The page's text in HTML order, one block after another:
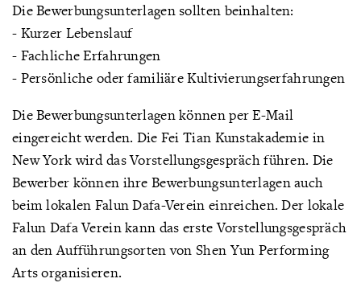
Die Bewerbungsunterlagen sollten beinhalten:
- Kurzer Lebenslauf
- Fachliche Erfahrungen
- Persönliche oder familiäre Kultivierungserfahrungen
Die Bewerbungsunterlagen können per E-Mail
eingereicht werden. Die Fei Tian Kunstakademie in
New York wird das Vorstellungsgespräch führen. Die
Bewerber können ihre Bewerbungsunterlagen auch
beim lokalen Falun Dafa-Verein einreichen. Der lokale
Falun Dafa Verein kann das erste Vorstellungsgespräch
an den Aufführungsorten von Shen Yun Performing
Arts organisieren.